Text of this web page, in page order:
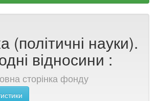
(політичні науки).
відносини :
сторінка фонду